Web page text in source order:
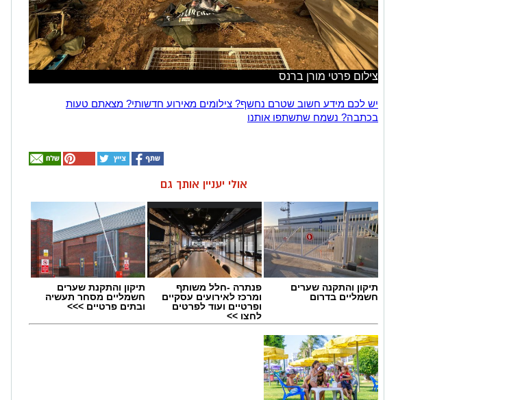
צילום פרטי מורן ברנס
יש לכם מידע חשוב שטרם נחשף? צילומים מאירוע חדשותי? מצאתם טעות
בכתבה? נשמח שתשתפו אותנו
אולי יעניין אותך גם
תיקון והתקנה שערים
חשמליים בדרום
פנתרה -חלל משותף
ומרכז לאירועים עסקיים
ופרטיים ועוד לפרטים
לחצו >>
תיקון והתקנת שערים
חשמליים מסחר תעשיה
ובתים פרטיים >>>